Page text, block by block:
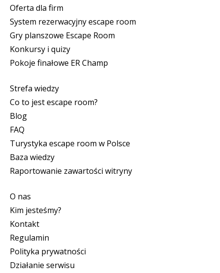
Oferta dla firm
System rezerwacyjny escape room
Gry planszowe Escape Room
Konkursy i quizy
Pokoje finałowe ER Champ
Strefa wiedzy
Co to jest escape room?
Blog
FAQ
Turystyka escape room w Polsce
Baza wiedzy
Raportowanie zawartości witryny
O nas
Kim jesteśmy?
Kontakt
Regulamin
Polityka prywatności
Działanie serwisu